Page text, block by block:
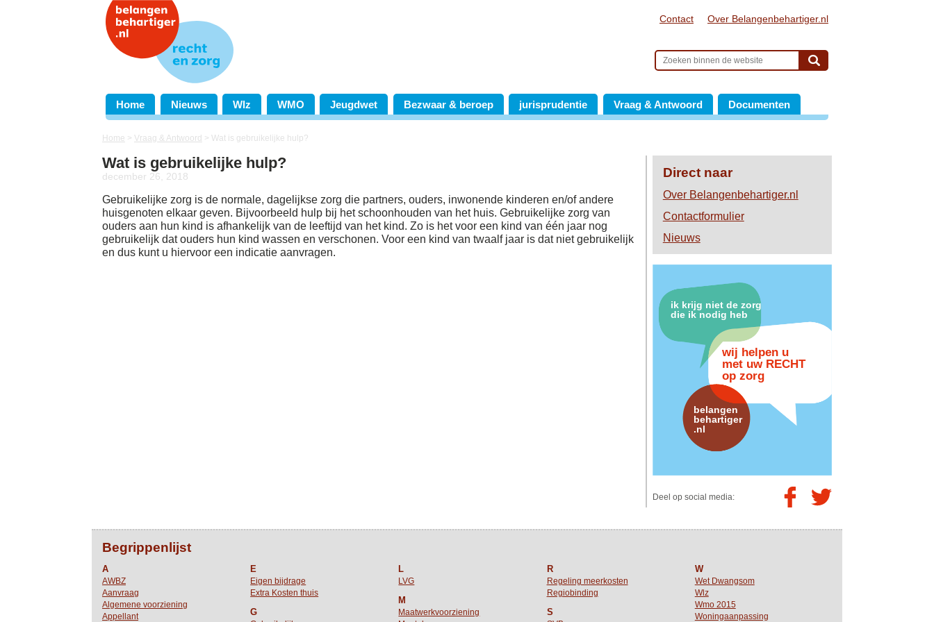
Contact Over Belangenbehartiger.nl
Home Nieuws Wlz WMO Jeugdwet Bezwaar & beroep jurisprudentie Vraag & Antwoord Documenten
Home > Vraag & Antwoord > Wat is gebruikelijke hulp?
Wat is gebruikelijke hulp?
december 26, 2018
Gebruikelijke zorg is de normale, dagelijkse zorg die partners, ouders, inwonende kinderen en/of andere
huisgenoten elkaar geven. Bijvoorbeeld hulp bij het schoonhouden van het huis. Gebruikelijke zorg van
ouders aan hun kind is afhankelijk van de leeftijd van het kind. Zo is het voor een kind van één jaar nog
gebruikelijk dat ouders hun kind wassen en verschonen. Voor een kind van twaalf jaar is dat niet gebruikelijk
en dus kunt u hiervoor een indicatie aanvragen.
Direct naar
Over Belangenbehartiger.nl
Contactformulier
Nieuws
ik krijg niet de zorg
die ik nodig heb
wij helpen u
met uw RECHT
op zorg
belangen
behartiger
.nl
Deel op social media:
Begrippenlijst
A
AWBZ
Aanvraag
Algemene voorziening
Appellant
E
Eigen bijdrage
Extra Kosten thuis
G
L
LVG
M
Maatwerkvoorziening
R
Regeling meerkosten
Regiobinding
S
W
Wet Dwangsom
Wlz
Wmo 2015
Woningaanpassing